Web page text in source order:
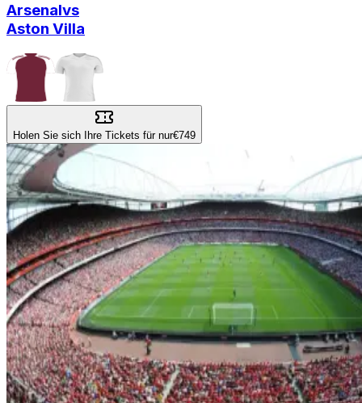
Arsenalvs
Aston Villa
Holen Sie sich Ihre Tickets für nur€749